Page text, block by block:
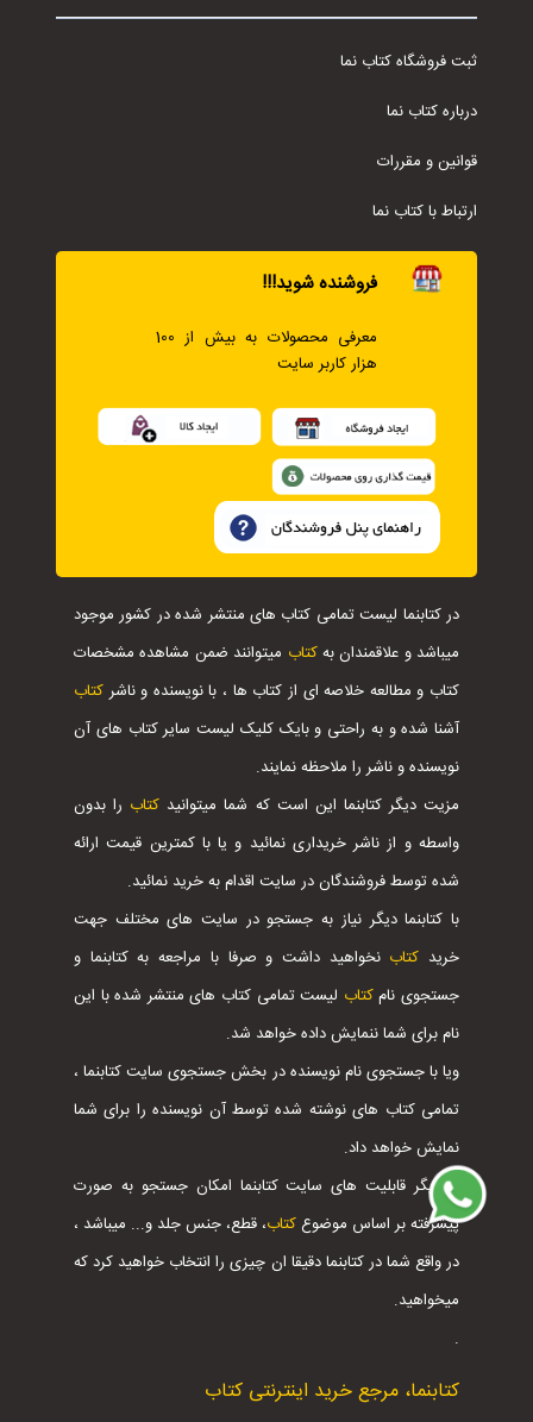
ثبت فروشگاه کتاب نما
درباره کتاب نما
قوانین و مقررات
ارتباط با کتاب نما
فروشنده شوید!!!
معرفی محصولات به بیش از 100
هزار کاربر سایت
کتابنما، مرجع خرید اینترنتی کتاب
در کتابنما لیست تمامی کتاب های منتشر شده در کشور موجود
میباشد و علاقمندان بهکتاب میتوانند ضمن مشاهده مشخصات
کتاب و مطالعه خلاصه ای از کتاب ها ، با نویسنده و ناشر کتاب
آشنا شده و به راحتی و بایک کلیک لیست سایر کتاب های آن
نویسنده و ناشر را ملاحظه نمایند.
مزیت دیگر کتابنما این است که شما میتوانید کتاب را بدون
واسطه و از ناشر خریداری نمائید و یا با کمترین قیمت ارائه
شده توسط فروشندگان در سایت اقدام به خرید نمائید.
با کتابنما دیگر نیاز به جستجو در سایت های مختلف جهت
خرید کتابنخواهید داشت و صرفا با مراجعه به کتابنما و
جستجوی نامکتاب لیست تمامی کتاب های منتشر شده با این
نام برای شما ننمایش داده خواهد شد.
ویا با جستجوی نام نویسنده در بخش جستجوی سایت کتابنما ،
تمامی کتاب های نوشته شده توسط آن نویسنده را برای شما
نمایش خواهد داد.
از دیگر قابلیت های سایت کتابنما امکان جستجو به صورت
پیشرفته بر اساس موضوع کتاب، قطع، جنس جلد و... میباشد ،
در واقع شما در کتابنما دقیقا ان چیزی را انتخاب خواهید کرد که
میخواهید.
.